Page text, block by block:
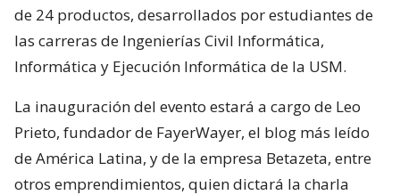
de 24 productos, desarrollados por estudiantes de
las carreras de Ingenierías Civil Informática,
Informática y Ejecución Informática de la USM.
La inauguración del evento estará a cargo de Leo
Prieto, fundador de FayerWayer, el blog más leído
de América Latina, y de la empresa Betazeta, entre
otros emprendimientos, quien dictará la charla